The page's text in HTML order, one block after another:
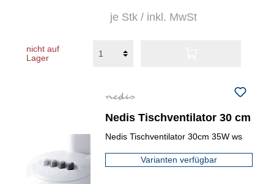
je Stk / inkl. MwSt
nicht auf
Lager
Nedis Tischventilator 30 cm
Nedis Tischventilator 30cm 35W ws
Varianten verfügbar